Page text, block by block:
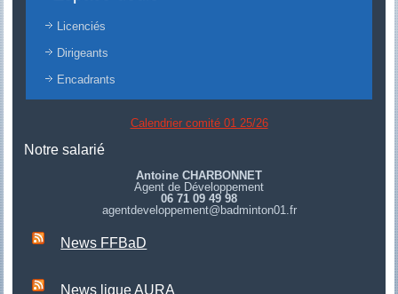
Licenciés
Dirigeants
Encadrants
Calendrier comité 01 25/26
Notre salarié
Antoine CHARBONNET
Agent de Développement
06 71 09 49 98
agentdeveloppement@badminton01.fr
News FFBaD
News ligue AURA